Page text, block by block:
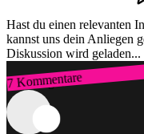
Hast du einen relevanten
kannst uns dein Anliegen
Diskussion wird geladen...
7 Kommentare
Zum Login